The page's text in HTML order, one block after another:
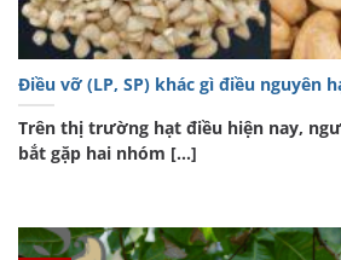
Điều vỡ (LP, SP) khác gì điều nguyên
Trên thị trường hạt điều hiện nay,
bắt gặp hai nhóm [...]